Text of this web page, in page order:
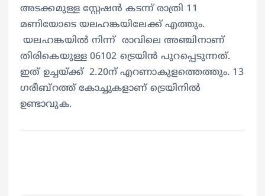
അടക്കമുള്ള സ്റ്റേഷൻ കടന്ന് രാത്രി 11
മണിയോടെ യലഹങ്കയിലേക്ക് എത്തും.
യലഹങ്കയിൽ നിന്ന് രാവിലെ അഞ്ചിനാണ്
തിരികെയുള്ള 06102 ട്രെയിൻ പുറപ്പെടുന്നത്.
ഇത് ഉച്ചയ്ക്ക് 2.20ന് എറണാകുളത്തെത്തും. 13
ഗരീബ്റത്ത് കോച്ചുകളാണ് ട്രെയിനിൽ
ഉണ്ടാവുക.